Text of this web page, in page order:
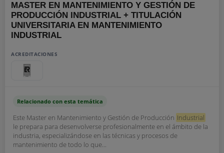
MASTER EN MANTENIMIENTO Y GESTIÓN DE
PRODUCCIÓN INDUSTRIAL + TITULACIÓN
UNIVERSITARIA EN MANTENIMIENTO
INDUSTRIAL
ACREDITACIONES
Relacionado con esta temática
Este Master en Mantenimiento y Gestión de Producción Industrial
le prepara para desenvolverse profesionalmente en el ámbito de la
industria, especializándose en las técnicas y procesos de
mantenimiento de todo lo que...